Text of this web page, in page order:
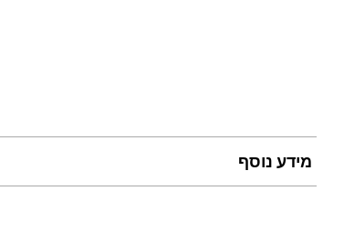
מידע נוסף